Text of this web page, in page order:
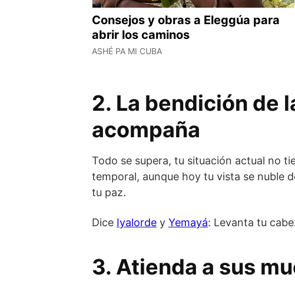
Consejos y obras a Eleggúa para
abrir los caminos
ASHÉ PA MI CUBA
2. La bendición de
acompaña
Todo se supera, tu situación actual no
temporal, aunque hoy tu vista se nuble
tu paz.
Dice Iyalorde y Yemayá: Levanta tu
3. Atienda a sus